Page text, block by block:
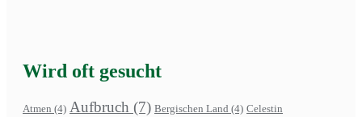
Wird oft gesucht
Atmen (4) Aufbruch (7) Bergischen Land (4) Celestin